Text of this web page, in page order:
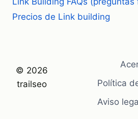
Precios de Link building
© 2026
trailseo
Política
Aviso